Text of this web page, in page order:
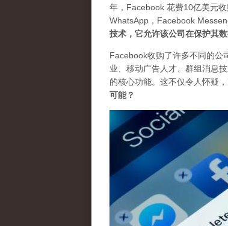
年，Facebook 花费10亿美元
WhatsApp，Facebook
技术，它允许该公司在保护其
Facebook收购了许多不同的公
业、移动广告人才、群组消息
的核心功能。这不仅令人怀疑，
可能？